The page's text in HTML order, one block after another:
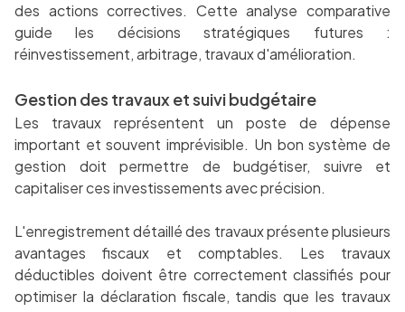
des actions correctives. Cette analyse comparative
guide les décisions stratégiques futures :
réinvestissement, arbitrage, travaux d'amélioration.
Gestion des travaux et suivi budgétaire
Les travaux représentent un poste de dépense
important et souvent imprévisible. Un bon système de
gestion doit permettre de budgétiser, suivre et
capitaliser ces investissements avec précision.
L'enregistrement détaillé des travaux présente plusieurs
avantages fiscaux et comptables. Les travaux
déductibles doivent être correctement classifiés pour
optimiser la déclaration fiscale, tandis que les travaux